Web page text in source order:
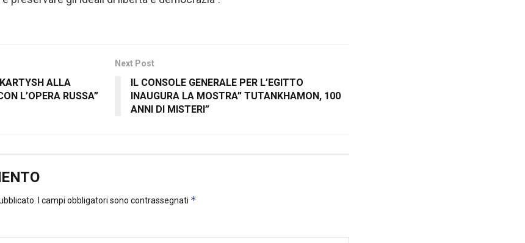
ALLA
L’OPERA RUSSA”
Next Post
IL CONSOLE GENERALE PER L’EGITTO
INAUGURA LA MOSTRA” TUTANKHAMON, 100
ANNI DI MISTERI”
I campi obbligatori sono contrassegnati *